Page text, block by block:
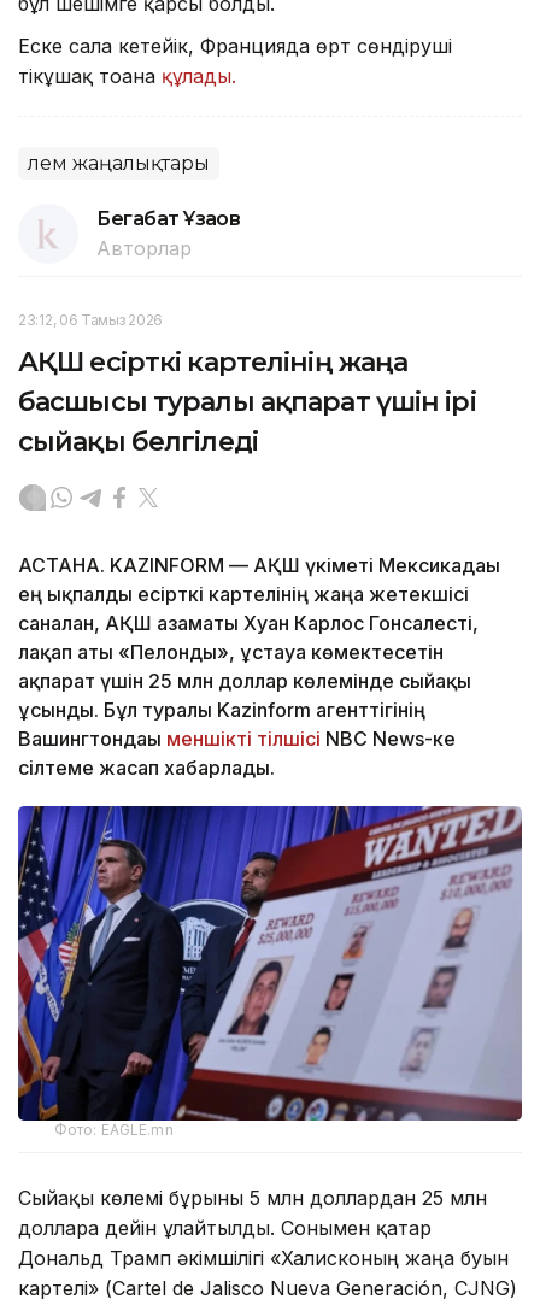
Еске сала кетейік, Францияда өрт сөндіруші
тікұшақ тоғанға құлады.
Әлем жаңалықтары
Бегабат Ұзақов
Авторлар
23:12, 06 Тамыз 2026
АҚШ есірткі картелінің жаңа
басшысы туралы ақпарат үшін ірі
сыйақы белгіледі
АСТАНА. KAZINFORM — АҚШ үкіметі Мексикадағы
ең ықпалды есірткі картелінің жаңа жетекшісі
саналған, АҚШ азаматы Хуан Карлос Гонсалесті,
лақап аты «Пелонды», ұстауға көмектесетін
ақпарат үшін 25 млн доллар көлемінде сыйақы
ұсынды. Бұл туралы Kazinform агенттігінің
Вашингтондағы меншікті тілшісі NBC News-ке
сілтеме жасап хабарлады.
Фото: EAGLE.mn
Сыйақы көлемі бұрынғы 5 млн доллардан 25 млн
долларға дейін ұлғайтылды. Сонымен қатар
Дональд Трамп әкімшілігі «Халисконың жаңа буын
картелі» (Cartel de Jalisco Nueva Generación, CJNG)